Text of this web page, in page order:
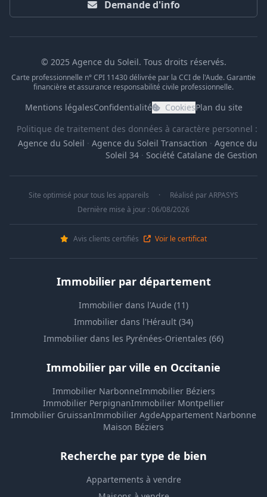
Demande d'info
© 2025 Agence du Soleil. Tous droits réservés.
Carte professionnelle n° CPI 11430 délivrée par la CCI de l'Aude. Garantie
financière et assurance responsabilité civile professionnelle.
Mentions légalesConfidentialité CookiesPlan du site
Politique de traitement des données à caractère personnel :
Agence du Soleil · Agence du Soleil Transaction · Agence du
Soleil 34 · Société Catalane de Gestion
Site optimisé pour tous les appareils · Réalisé parARPASYS
Dernière mise à jour : 06/08/2026
Avis clients certifiés Voir le certificat
Immobilier par département
Immobilier dans l'Aude (11)
Immobilier dans l'Hérault (34)
Immobilier dans les Pyrénées-Orientales (66)
Immobilier par ville en Occitanie
Immobilier NarbonneImmobilier Béziers
Immobilier PerpignanImmobilier Montpellier
Immobilier GruissanImmobilier AgdeAppartement Narbonne
Maison Béziers
Recherche par type de bien
Appartements à vendre